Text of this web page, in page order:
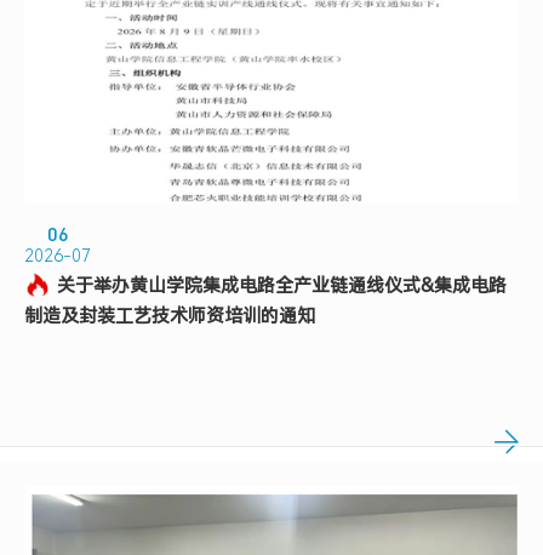
06
2026-07
关于举办黄山学院集成电路全产业链通线仪式&集成电路
制造及封装工艺技术师资培训的通知